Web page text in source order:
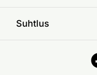
Suhtlus